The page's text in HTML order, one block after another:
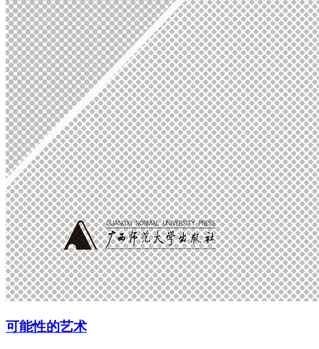
可能性的艺术